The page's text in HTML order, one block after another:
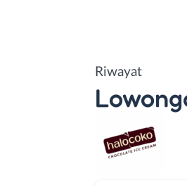
Riwayat